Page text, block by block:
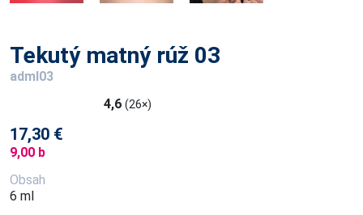
Tekutý matný rúž 03
adml03
4,6 (26×)
17,30 €
9,00 b
Obsah
6 ml